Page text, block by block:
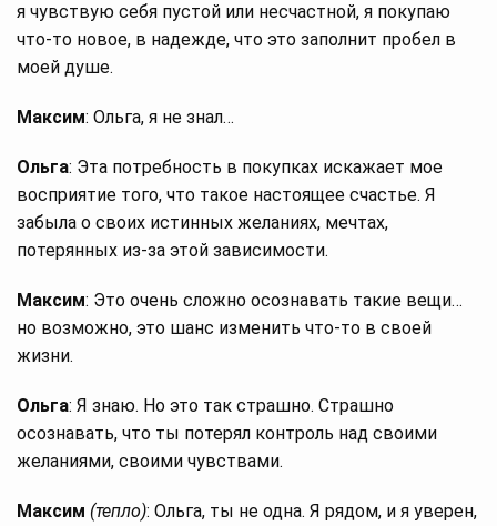
я чувствую себя пустой или несчастной, я покупаю
что-то новое, в надежде, что это заполнит пробел в
моей душе.
Максим: Ольга, я не знал…
Ольга: Эта потребность в покупках искажает мое
восприятие того, что такое настоящее счастье. Я
забыла о своих истинных желаниях, мечтах,
потерянных из-за этой зависимости.
Максим: Это очень сложно осознавать такие вещи…
но возможно, это шанс изменить что-то в своей
жизни.
Ольга: Я знаю. Но это так страшно. Страшно
осознавать, что ты потерял контроль над своими
желаниями, своими чувствами.
Максим (тепло): Ольга, ты не одна. Я рядом, и я уверен,